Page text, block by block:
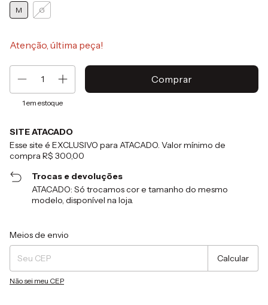
M G
Atenção, última peça!
1 em estoque
SITE ATACADO
Esse site é EXCLUSIVO para ATACADO. Valor mínimo de
compra R$ 300,00
Trocas e devoluções
ATACADO: Só trocamos cor e tamanho do mesmo
modelo, disponível na loja.
Entregas para o CEP:
Meios de envio
Calcular
Não sei meu CEP